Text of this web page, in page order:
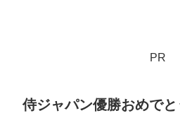
PR
侍ジャパン優勝おめで